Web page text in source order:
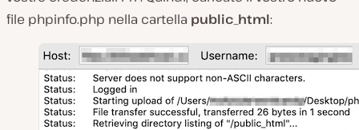
file phpinfo.php nella cartella public_html: